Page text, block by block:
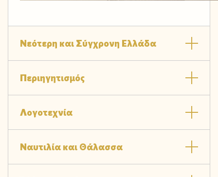
Νεότερη και Σύγχρονη Ελλάδα
Περιηγητισμός
Λογοτεχνία
Ναυτιλία και Θάλασσα